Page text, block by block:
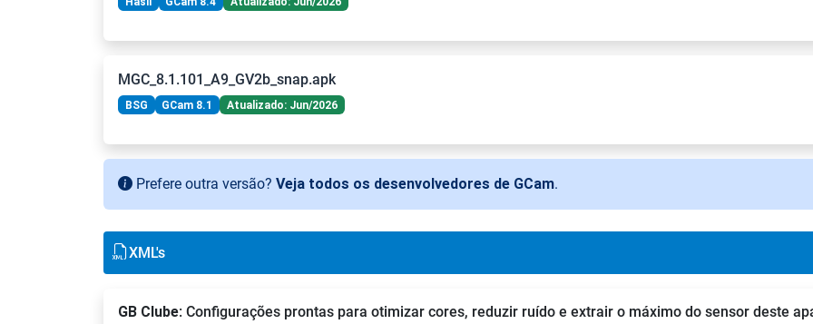
MGC_8.1.101_A9_GV2b_snap.apk
BSG GCam 8.1 Atualizado: Jun/2026
Prefere outra versão? Veja todos os desenvolvedores de GCam.
XML's
GB Clube: Configurações prontas para otimizar cores, reduzir ruído e extrair o máximo do sensor deste